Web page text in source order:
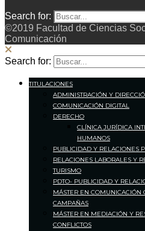
Search for:
©2019 Facultad de Ciencias
Comunicación
Search for:
TITULACIONES
ADMINISTRACIÓN Y
COMUNICACIÓN DIGITAL
DERECHO
CLÍNICA JURÍDICA
HUMANOS
PUBLICIDAD Y RELACIONES
RELACIONES LABORALES Y
TURISMO
PDTO- PUBLICIDAD Y
MÁSTER EN COMUNICACIÓN
CAMPAÑAS
MÁSTER EN MEDIACIÓN Y
CONFLICTOS